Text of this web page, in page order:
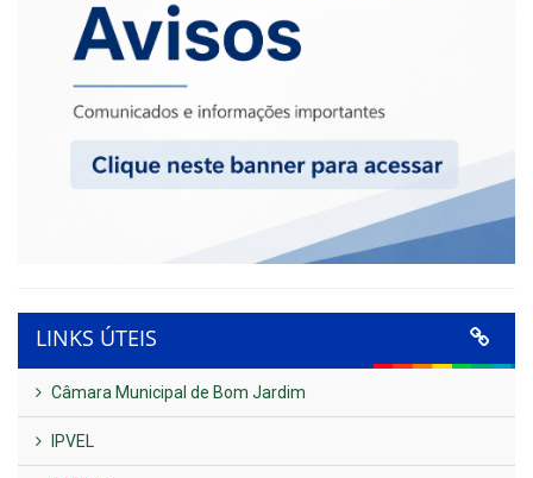
LINKS ÚTEIS
Câmara Municipal de Bom Jardim
IPVEL